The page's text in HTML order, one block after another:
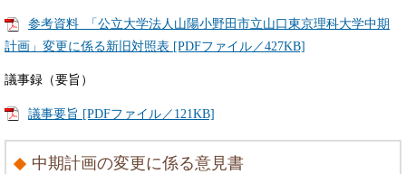
参考資料_「公立大学法人山陽小野田市立山口東京理科大学中期
計画」変更に係る新旧対照表 [PDFファイル／427KB]
議事録（要旨）
議事要旨 [PDFファイル／121KB]
中期計画の変更に係る意見書